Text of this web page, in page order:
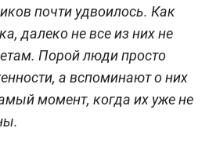
почти удвоилось. Как
далеко не все из них не
Порой люди просто
а вспоминают о них
момент, когда их уже не